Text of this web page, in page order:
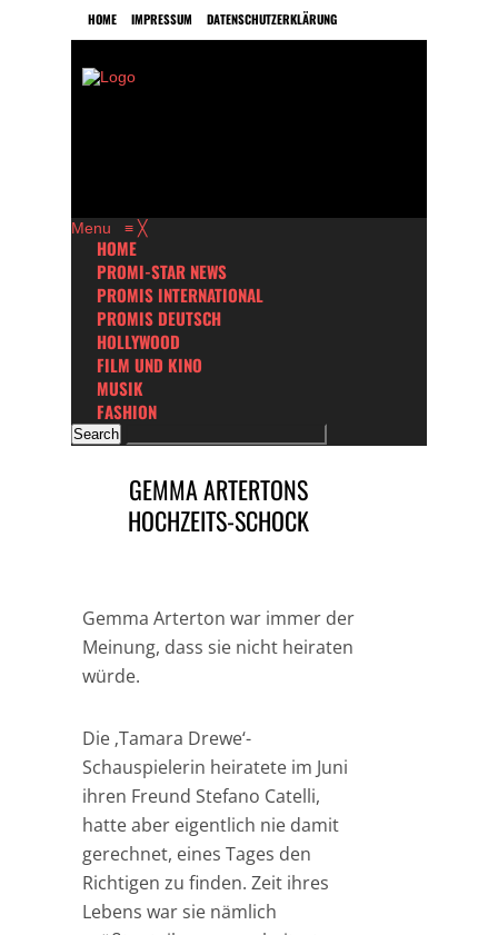
HOME IMPRESSUM DATENSCHUTZERKLÄRUNG
Menu ≡ ╳
HOME
PROMI-STAR NEWS
PROMIS INTERNATIONAL
PROMIS DEUTSCH
HOLLYWOOD
FILM UND KINO
MUSIK
FASHION
GEMMA ARTERTONS
HOCHZEITS-SCHOCK
Gemma Arterton war immer der
Meinung, dass sie nicht heiraten
würde.
Die ‚Tamara Drewe‘-
Schauspielerin heiratete im Juni
ihren Freund Stefano Catelli,
hatte aber eigentlich nie damit
gerechnet, eines Tages den
Richtigen zu finden. Zeit ihres
Lebens war sie nämlich